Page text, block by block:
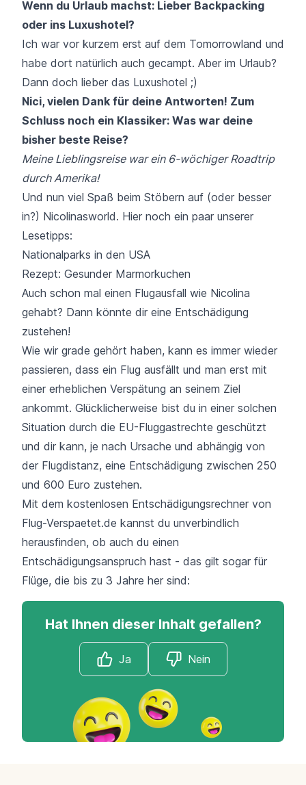
Wenn du Urlaub machst: Lieber Backpacking
oder ins Luxushotel?
Ich war vor kurzem erst auf dem Tomorrowland und
habe dort natürlich auch gecampt. Aber im Urlaub?
Dann doch lieber das Luxushotel ;)
Nici, vielen Dank für deine Antworten! Zum
Schluss noch ein Klassiker: Was war deine
bisher beste Reise?
Meine Lieblingsreise war ein 6-wöchiger Roadtrip
durch Amerika!
Und nun viel Spaß beim Stöbern auf (oder besser
in?) Nicolinasworld. Hier noch ein paar unserer
Lesetipps:
Nationalparks in den USA
Rezept: Gesunder Marmorkuchen
Auch schon mal einen Flugausfall wie Nicolina
gehabt? Dann könnte dir eine Entschädigung
zustehen!
Wie wir grade gehört haben, kann es immer wieder
passieren, dass ein Flug ausfällt und man erst mit
einer erheblichen Verspätung an seinem Ziel
ankommt. Glücklicherweise bist du in einer solchen
Situation durch die EU-Fluggastrechte geschützt
und dir kann, je nach Ursache und abhängig von
der Flugdistanz, eine Entschädigung zwischen 250
und 600 Euro zustehen.
Mit dem kostenlosen Entschädigungsrechner von
Flug-Verspaetet.de kannst du unverbindlich
herausfinden, ob auch du einen
Entschädigungsanspruch hast - das gilt sogar für
Flüge, die bis zu 3 Jahre her sind:
Hat Ihnen dieser Inhalt gefallen?
Ja Nein